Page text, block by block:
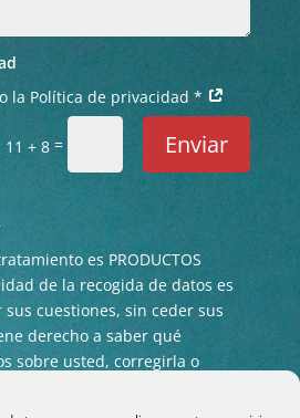
la Política de privacidad *
11 + 8 = Enviar
es PRODUCTOS
de la recogida de datos es
cuestiones, sin ceder sus
derecho a saber qué
sobre usted, corregirla o